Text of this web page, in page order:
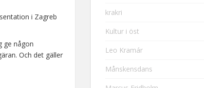
i Zagreb
ge någon
Och det gäller
krakri
Kultur i öst
Leo Kramár
Månskensdans